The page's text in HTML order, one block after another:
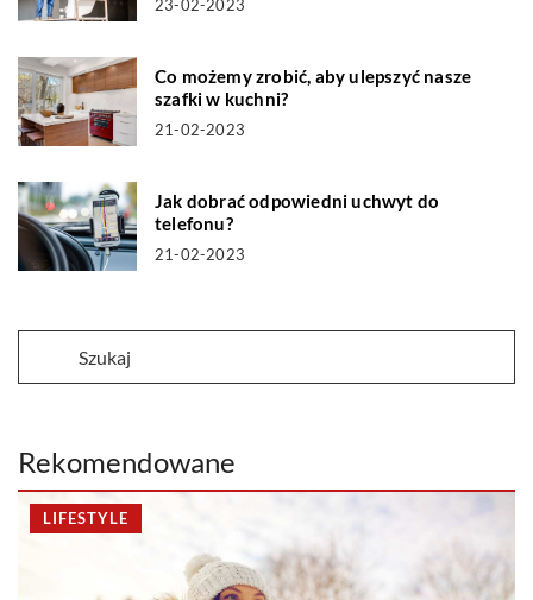
23-02-2023
Co możemy zrobić, aby ulepszyć nasze
szafki w kuchni?
21-02-2023
Jak dobrać odpowiedni uchwyt do
telefonu?
21-02-2023
Rekomendowane
LIFESTYLE